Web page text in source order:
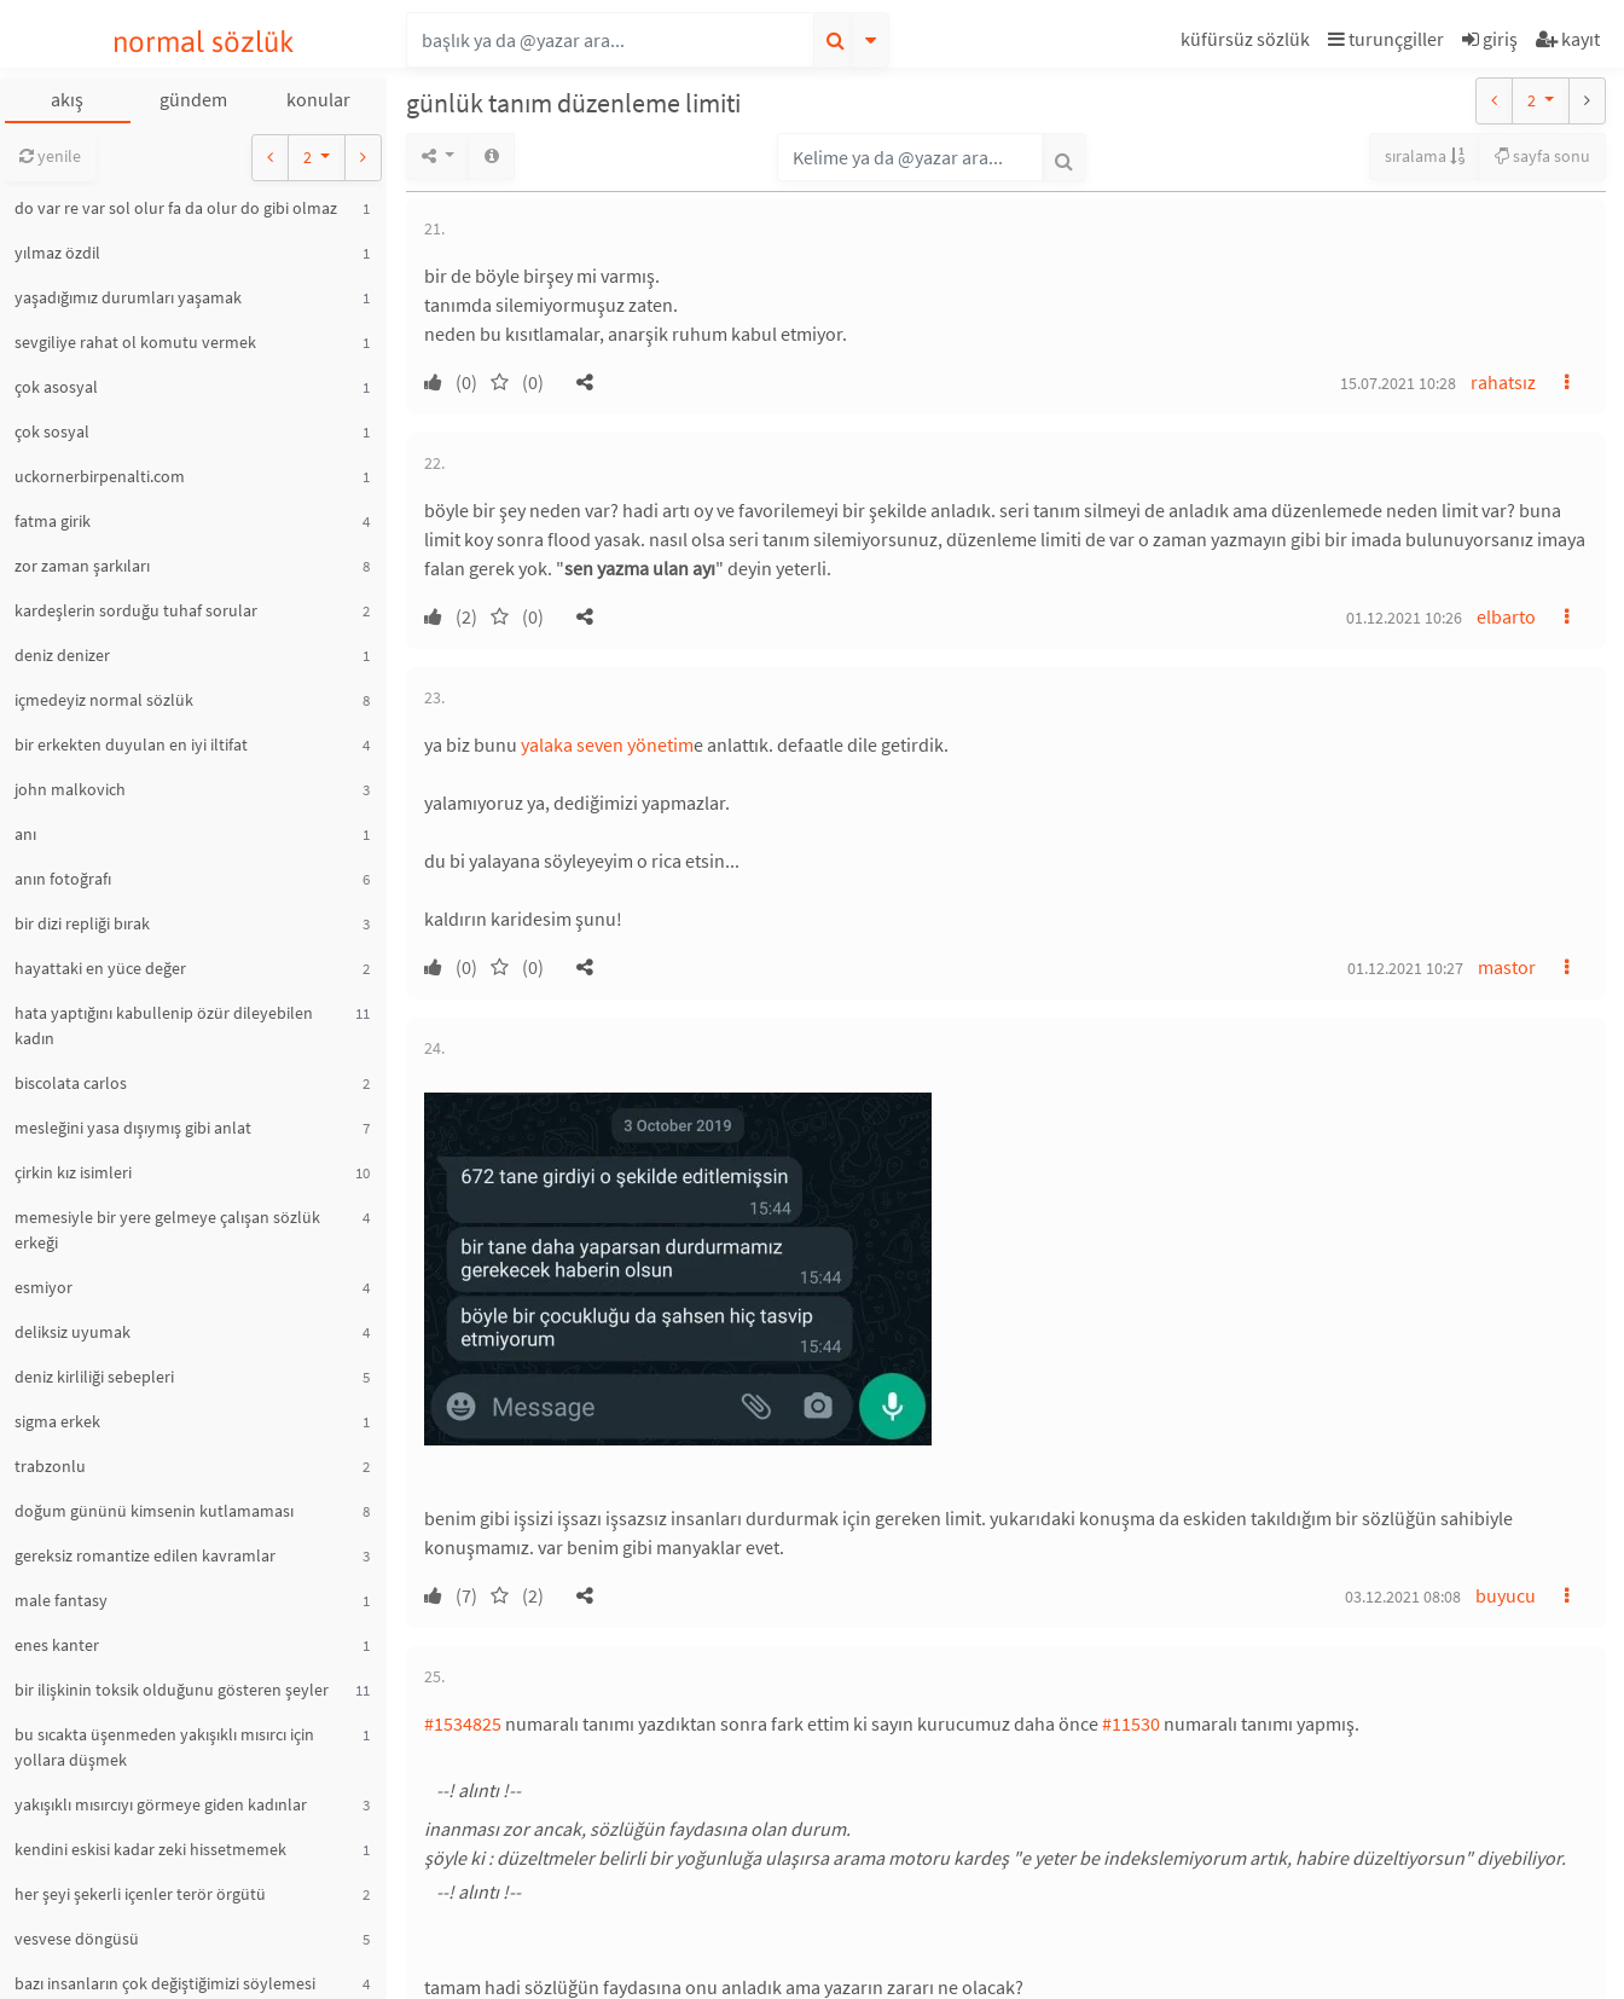
normal sözlük küfürsüz sözlük turunçgiller giriş kayıt
akış gündem konular
yenile 2
do var re var sol olur fa da olur do gibi olmaz 1
yılmaz özdil 1
yaşadığımız durumları yaşamak 1
sevgiliye rahat ol komutu vermek 1
çok asosyal 1
çok sosyal 1
uckornerbirpenalti.com 1
fatma girik 4
zor zaman şarkıları 8
kardeşlerin sorduğu tuhaf sorular 2
deniz denizer 1
içmedeyiz normal sözlük 8
bir erkekten duyulan en iyi iltifat 4
john malkovich 3
anı 1
anın fotoğrafı 6
bir dizi repliği bırak 3
hayattaki en yüce değer 2
hata yaptığını kabullenip özür dileyebilen
kadın
11
biscolata carlos 2
mesleğini yasa dışıymış gibi anlat 7
çirkin kız isimleri 10
memesiyle bir yere gelmeye çalışan sözlük
erkeği
4
esmiyor 4
deliksiz uyumak 4
deniz kirliliği sebepleri 5
sigma erkek 1
trabzonlu 2
doğum gününü kimsenin kutlamaması 8
gereksiz romantize edilen kavramlar 3
male fantasy 1
enes kanter 1
bir ilişkinin toksik olduğunu gösteren şeyler 11
bu sıcakta üşenmeden yakışıklı mısırcı için
yollara düşmek
1
yakışıklı mısırcıyı görmeye giden kadınlar 3
kendini eskisi kadar zeki hissetmemek 1
her şeyi şekerli içenler terör örgütü 2
vesvese döngüsü 5
bazı insanların çok değiştiğimizi söylemesi 4
günlük tanım düzenleme limiti 2
sıralama sayfa sonu
21.
bir de böyle birşey mi varmış.
tanımda silemiyormuşuz zaten.
neden bu kısıtlamalar, anarşik ruhum kabul etmiyor.
(0)
(0) rahatsız
15.07.2021 10:28
22.
böyle bir şey neden var? hadi artı oy ve favorilemeyi bir şekilde anladık. seri tanım silmeyi de anladık ama düzenlemede neden limit var? buna
limit koy sonra flood yasak. nasıl olsa seri tanım silemiyorsunuz, düzenleme limiti de var o zaman yazmayın gibi bir imada bulunuyorsanız imaya
falan gerek yok. "sen yazma ulan ayı" deyin yeterli.
(2)
(0) elbarto
01.12.2021 10:26
23.
ya biz bunu yalaka seven yönetime anlattık. defaatle dile getirdik.
yalamıyoruz ya, dediğimizi yapmazlar.
du bi yalayana söyleyeyim o rica etsin...
kaldırın karidesim şunu!
(0)
(0) mastor
01.12.2021 10:27
24.
benim gibi işsizi işsazı işsazsız insanları durdurmak için gereken limit. yukarıdaki konuşma da eskiden takıldığım bir sözlüğün sahibiyle
konuşmamız. var benim gibi manyaklar evet.
(7)
(2) buyucu
03.12.2021 08:08
25.
#1534825 numaralı tanımı yazdıktan sonra fark ettim ki sayın kurucumuz daha önce#11530 numaralı tanımı yapmış.
inanması zor ancak, sözlüğün faydasına olan durum.
şöyle ki : düzeltmeler belirli bir yoğunluğa ulaşırsa arama motoru kardeş "e yeter be indekslemiyorum artık, habire düzeltiyorsun" diyebiliyor.
tamam hadi sözlüğün faydasına onu anladık ama yazarın zararı ne olacak?